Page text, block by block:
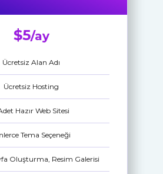
$5/ay
Ücretsiz Alan Adı
Ücretsiz Hosting
Hazır Web Sitesi
Tema Seçeneği
Oluşturma, Resim Galerisi